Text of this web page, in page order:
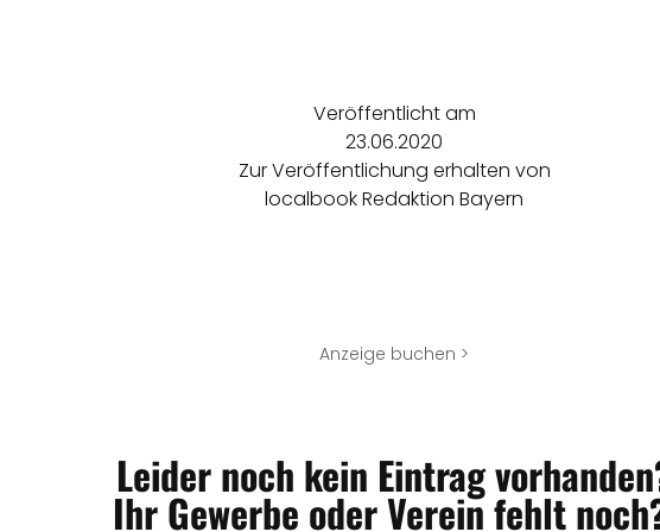
Veröffentlicht am
23.06.2020
Zur Veröffentlichung erhalten von
localbook Redaktion Bayern
Anzeige buchen >
Leider noch kein Eintrag
Ihr Gewerbe oder Verein fehlt